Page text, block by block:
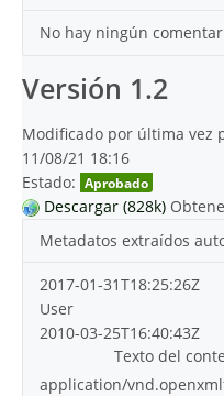
No hay ningún
Versión 1.2
Modificado por última vez
11/08/21 18:16
Estado: Aprobado
Descargar (828k)
Metadatos extraídos
2017-01-31T18:25:26Z
User
2010-03-25T16:40:43Z
Texto del
application/